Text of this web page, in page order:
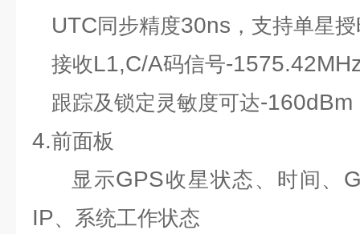
UTC同步精度30ns ，支持单星
接收L1,C/A码信号-
跟踪及锁定灵敏度可达-160dBm
4.前面板
显示GPS收星状态、时间、
IP、系统工作状态